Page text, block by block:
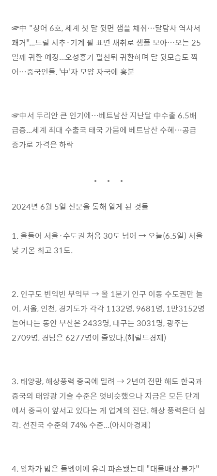
☞中 "창어 6호, 세계 첫 달 뒷면 샘플 채취…달탐사 역사서
쾌거"...드릴 시추·기계 팔 표면 채취로 샘플 모아…오는 25
일께 귀환 예정...오성홍기 펼친뒤 귀환하며 달 뒷모습도 찍
어…중국인들, '中'자 모양 자국에 흥분
☞中서 두리안 큰 인기에…베트남산 지난달 中수출 6.5배
급증...세계 최대 수출국 태국 가뭄에 베트남산 수혜…공급
증가로 가격은 하락
2024년 6월 5일 신문을 통해 알게 된 것들
1. 올들어 서울·수도권 처음 30도 넘어 → 오늘(6.5일) 서울
낮 기온 최고 31도.
2. 인구도 빈익빈 부익부 → 올 1분기 인구 이동 수도권만 늘
어. 서울, 인천, 경기도가 각각 1132명, 9681명, 1만3152명
늘어나는 동안 부산은 2433명, 대구는 3031명, 광주는
2709명, 경남은 6277명이 줄었다.(헤럴드경제)
3. 태양광, 해상풍력 중국에 밀려 → 2년여 전만 해도 한국과
중국의 태양광 기술 수준은 엇비슷했으나 지금은 모든 단계
에서 중국이 앞서고 있다는 게 업계의 진단. 해상 풍력은더 심
각. 선진국 수준의 74% 수준...(아시아경제)
4. 앞차가 밟은 돌멩이에 유리 파손됐는데 "대물배상 불가"